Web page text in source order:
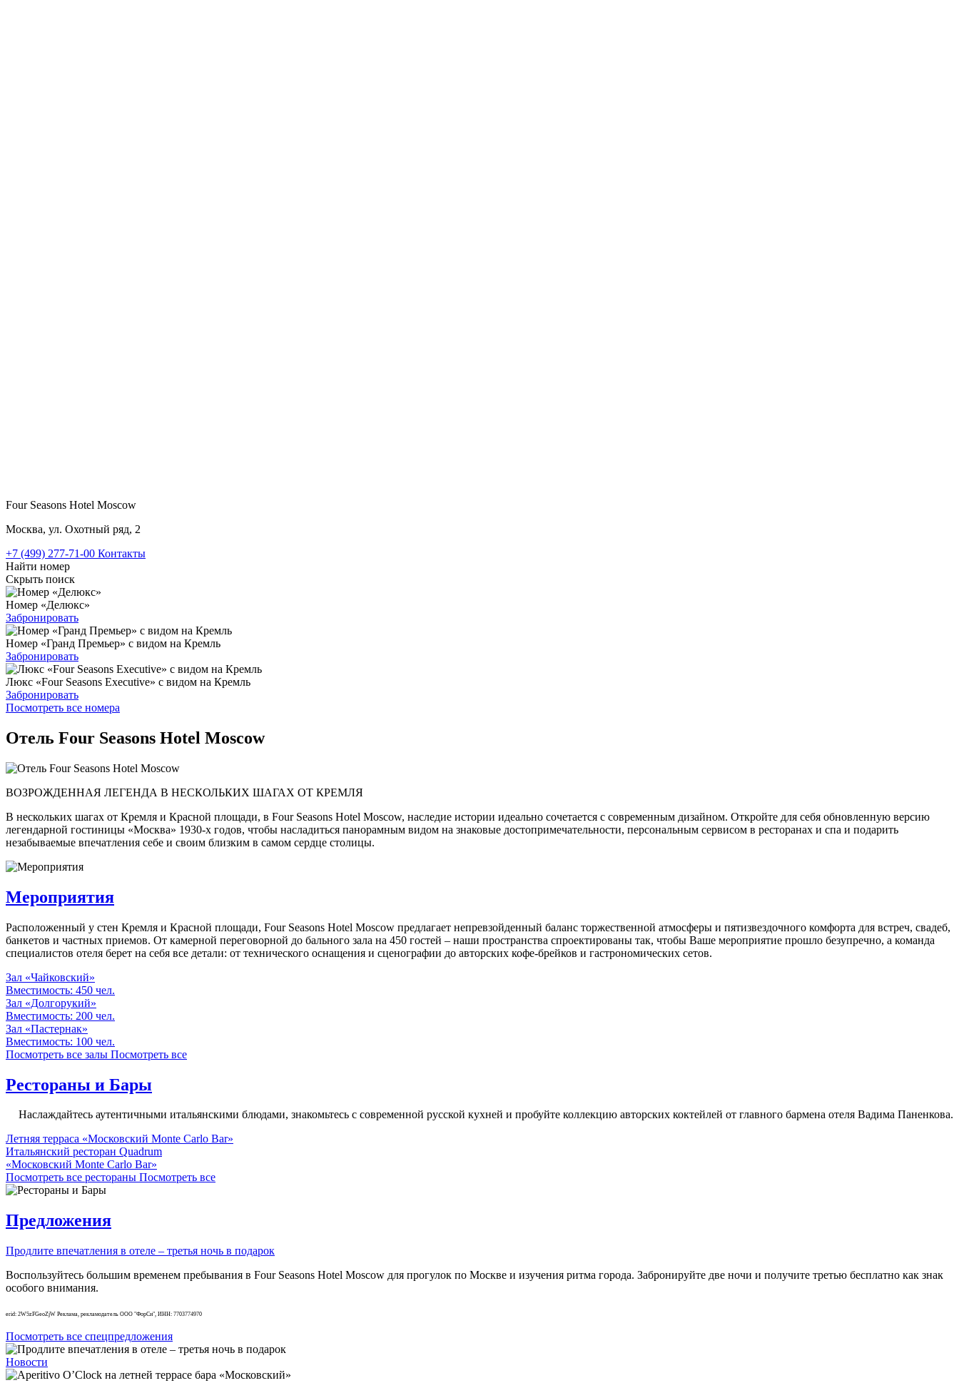
Four Seasons Hotel Moscow
Москва, ул. Охотный ряд, 2
+7 (499) 277-71-00 Контакты
Найти номер
Скрыть поиск
Номер «Делюкс»
Забронировать
Номер «Гранд Премьер» с видом на Кремль
Забронировать
Люкс «Four Seasons Executive» с видом на Кремль
Забронировать
Посмотреть все номера
Отель Four Seasons Hotel Moscow
ВОЗРОЖДЕННАЯ ЛЕГЕНДА В НЕСКОЛЬКИХ ШАГАХ ОТ КРЕМЛЯ
В нескольких шагах от Кремля и Красной площади, в Four Seasons Hotel Moscow, наследие истории идеально сочетается с современным дизайном. Откройте для себя обновленную версию
легендарной гостиницы «Москва» 1930-х годов, чтобы насладиться панорамным видом на знаковые достопримечательности, персональным сервисом в ресторанах и спа и подарить
незабываемые впечатления себе и своим близким в самом сердце столицы.
Мероприятия
Расположенный у стен Кремля и Красной площади, Four Seasons Hotel Moscow предлагает непревзойденный баланс торжественной атмосферы и пятизвездочного комфорта для встреч, свадеб,
банкетов и частных приемов. От камерной переговорной до бального зала на 450 гостей – наши пространства спроектированы так, чтобы Ваше мероприятие прошло безупречно, а команда
специалистов отеля берет на себя все детали: от технического оснащения и сценографии до авторских кофе-брейков и гастрономических сетов.
Зал «Чайковский»
Вместимость: 450 чел.
Зал «Долгорукий»
Вместимость: 200 чел.
Зал «Пастернак»
Вместимость: 100 чел.
Посмотреть все залы Посмотреть все
Рестораны и Бары
Наслаждайтесь аутентичными итальянскими блюдами, знакомьтесь с современной русской кухней и пробуйте коллекцию авторских коктейлей от главного бармена отеля Вадима Паненкова.
Летняя терраса «Московский Monte Carlo Bar»
Итальянский ресторан Quadrum
«Московский Monte Carlo Bar»
Посмотреть все рестораны Посмотреть все
Предложения
Продлите впечатления в отеле – третья ночь в подарок
Воспользуйтесь большим временем пребывания в Four Seasons Hotel Moscow для прогулок по Москве и изучения ритма города. Забронируйте две ночи и получите третью бесплатно как знак
особого внимания.
erid: 2W5zFGeoZjW Реклама, рекламодатель ООО "ФорСи", ИНН: 7703774970
Посмотреть все спецпредложения
Новости